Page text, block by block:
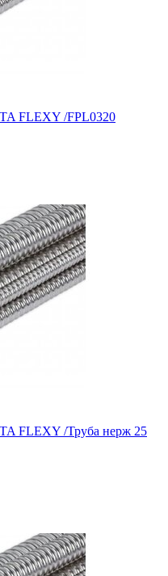
FLEXY /FPL0320
FLEXY /Труба нерж 25